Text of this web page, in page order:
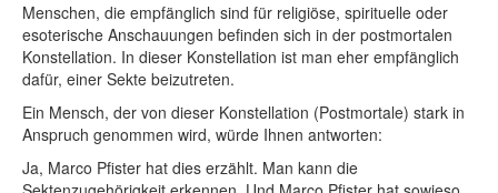
Menschen, die empfänglich sind für religiöse, spirituelle oder
esoterische Anschauungen befinden sich in der postmortalen
Konstellation. In dieser Konstellation ist man eher empfänglich
dafür, einer Sekte beizutreten.
Ein Mensch, der von dieser Konstellation (Postmortale) stark in
Anspruch genommen wird, würde Ihnen antworten:
Ja, Marco Pfister hat dies erzählt. Man kann die